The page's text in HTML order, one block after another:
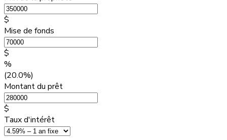
$
Mise de fonds
$
%
(20.0%)
Montant du prêt
$
Taux d'intérêt